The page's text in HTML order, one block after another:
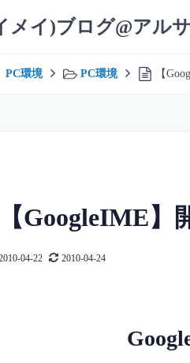
メイ)ブログ@アル
PC環境 PC環境 【
【GoogleIME
04-22 2010-04-24